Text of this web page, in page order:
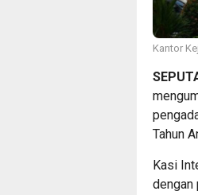
Kantor
Tahun
Kasi
dengan